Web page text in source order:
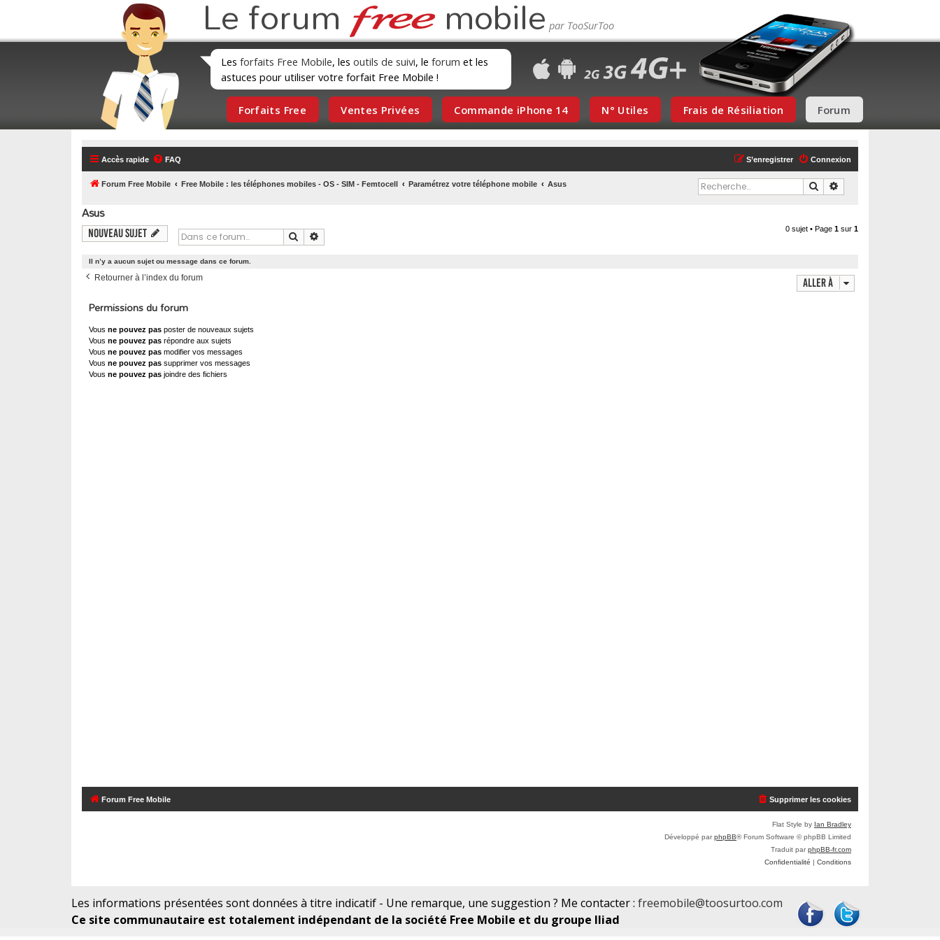
Le forum mobile
Les forfaits Free Mobile, les outils de suivi, le forum et les
astuces pour utiliser votre forfait Free Mobile !
Forfaits Free Ventes Privées Commande iPhone 14 N° Utiles Frais de Résiliation Forum
Accès rapide FAQ Connexion
S’enregistrer
Forum Free Mobile Free Mobile : les téléphones mobiles - OS - SIM - Femtocell Paramétrez votre téléphone mobile Asus Rechercher
Asus
Nouveau sujet Rechercher
0 sujet • Page 1 sur 1
Il n’y a aucun sujet ou message dans ce forum.
Retourner à l’index du forum Aller à
Permissions du forum
Vous ne pouvez pas poster de nouveaux sujets
Vous ne pouvez pas répondre aux sujets
Vous ne pouvez pas modifier vos messages
Vous ne pouvez pas supprimer vos messages
Vous ne pouvez pas joindre des fichiers
Forum Free Mobile Supprimer les cookies
Flat Style by Ian Bradley
Développé parphpBB® Forum Software © phpBB Limited
Traduit parphpBB-fr.com
Confidentialité | Conditions
Les informations présentées sont données à titre indicatif - Une remarque, une suggestion ? Me contacter : freemobile@toosurtoo.com
Ce site communautaire est totalement indépendant de la société Free Mobile et du groupe Iliad